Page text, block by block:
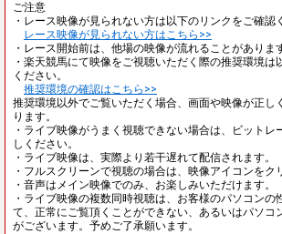
ご注意
・レース映像が見られない方は以下のリンクをご確認
レース映像が見られない方はこちら>>
・レース開始前は、他場の映像が流れることがありま
・楽天競馬にて映像をご視聴いただく際の推奨環境は
ください。
推奨環境の確認はこちら>>
推奨環境以外でご覧いただく場合、画面や映像が正し
ります。
・ライブ映像がうまく視聴できない場合は、ビットレ
しください。
・ライブ映像は、実際より若干遅れて配信されます。
・フルスクリーンで視聴の場合は、映像アイコンをク
・音声はメイン映像でのみ、お楽しみいただけます。
・ライブ映像の複数同時視聴は、お客様のパソコンの
て、正常にご覧頂くことができない、あるいはパソコ
がございます。予めご了承願います。